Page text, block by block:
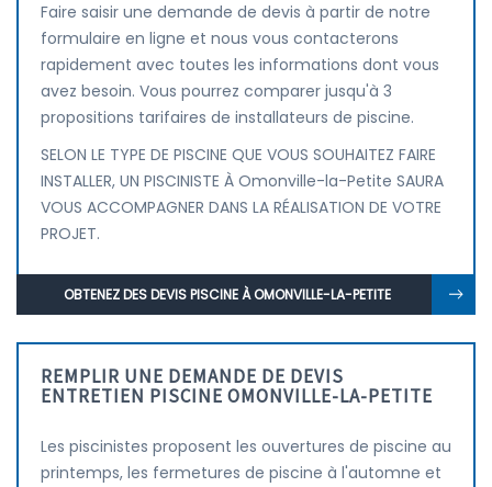
Faire saisir une demande de devis à partir de notre
formulaire en ligne et nous vous contacterons
rapidement avec toutes les informations dont vous
avez besoin. Vous pourrez comparer jusqu'à 3
propositions tarifaires de installateurs de piscine.
SELON LE TYPE DE PISCINE QUE VOUS SOUHAITEZ FAIRE
INSTALLER, UN PISCINISTE À Omonville-la-Petite SAURA
VOUS ACCOMPAGNER DANS LA RÉALISATION DE VOTRE
PROJET.
OBTENEZ DES DEVIS PISCINE À OMONVILLE-LA-PETITE
REMPLIR UNE DEMANDE DE DEVIS
ENTRETIEN PISCINE OMONVILLE-LA-PETITE
Les piscinistes proposent les ouvertures de piscine au
printemps, les fermetures de piscine à l'automne et